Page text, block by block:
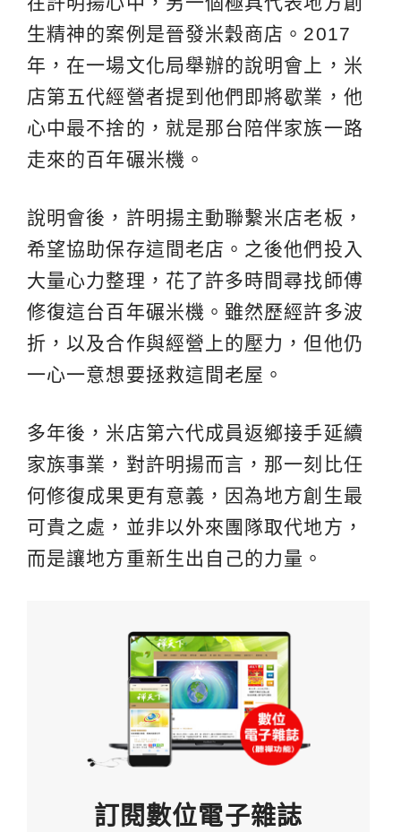
生精神的案例是晉發米穀商店。2017
年，在一場文化局舉辦的說明會上，米
店第五代經營者提到他們即將歇業，他
心中最不捨的，就是那台陪伴家族一路
走來的百年碾米機。
說明會後，許明揚主動聯繫米店老板，
希望協助保存這間老店。之後他們投入
大量心力整理，花了許多時間尋找師傅
修復這台百年碾米機。雖然歷經許多波
折，以及合作與經營上的壓力，但他仍
一心一意想要拯救這間老屋。
多年後，米店第六代成員返鄉接手延續
家族事業，對許明揚而言，那一刻比任
何修復成果更有意義，因為地方創生最
可貴之處，並非以外來團隊取代地方，
而是讓地方重新生出自己的力量。
訂閱數位電子雜誌